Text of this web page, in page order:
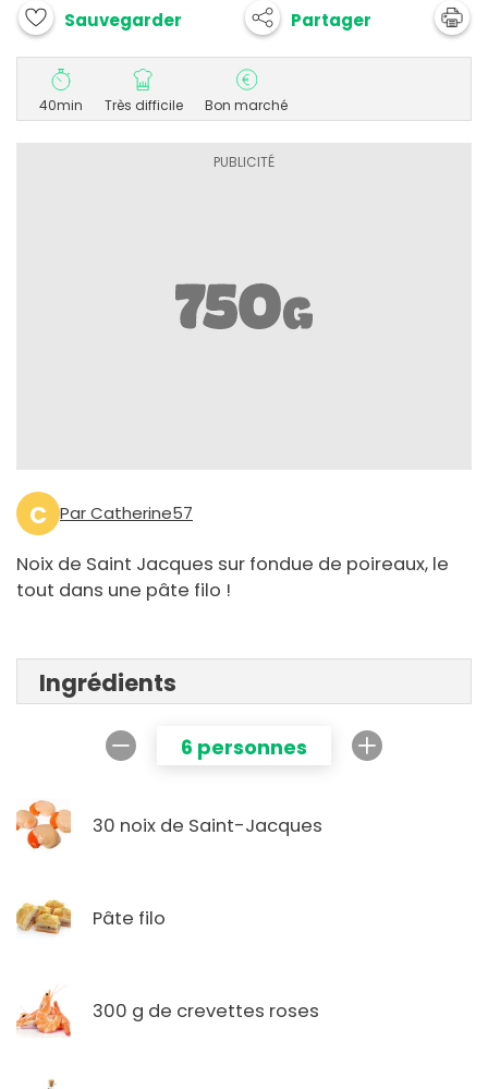
Sauvegarder Partager
40min Très difficile Bon marché
C Par Catherine57
Noix de Saint Jacques sur fondue de poireaux, le
tout dans une pâte filo !
Ingrédients
6 personnes
30 noix de Saint-Jacques
Pâte filo
300 g de crevettes roses